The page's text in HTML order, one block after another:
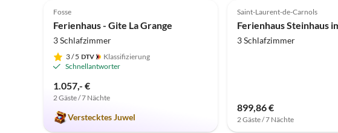
Fosse
Ferienhaus - Gite La Grange
3 Schlafzimmer
3/ 5
Klassifizierung
Schnellantworter
1.057,- €
2 Gäste / 7 Nächte
Verstecktes Juwel
Saint-Laurent-de-Carnols
3 Schlafzimmer
899,86 €
2 Gäste / 7 Nächte